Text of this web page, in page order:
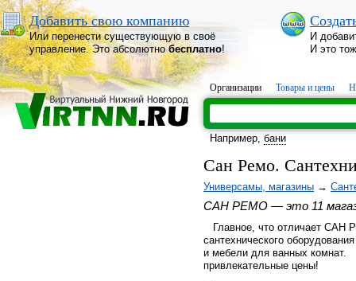
Добавить свою компанию
Или перенести существующую в своё
управление. Это абсолютнобесплатно!
И
И это
Организации Товары и цены
Например, бани
Сан Ремо.
Универсамы, магазины →
САН РЕМО — это 11
Главное, что отличает САН
сантехнического
и мебели для ванных
привлекательные цены!